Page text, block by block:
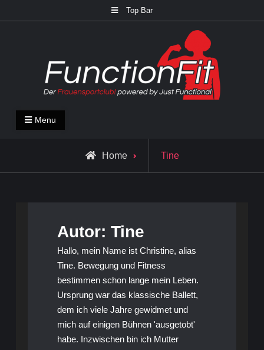
to
Top Bar
FunctionFit Blog
Fitness und Lifestyle Blog
Menu
Home
View
all
Tine
Autor: Tine
Hallo, mein Name ist Christine, alias
Tine. Bewegung und Fitness
bestimmen schon lange mein Leben.
Ursprung war das klassische Ballett,
dem ich viele Jahre gewidmet und
mich auf einigen Bühnen 'ausgetobt'
habe. Inzwischen bin ich Mutter